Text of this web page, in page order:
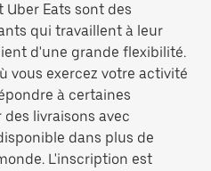
Eats sont des
qui travaillent à leur
d'une grande flexibilité.
vous exercez votre activité
à certaines
livraisons avec
dans plus de
L'inscription est